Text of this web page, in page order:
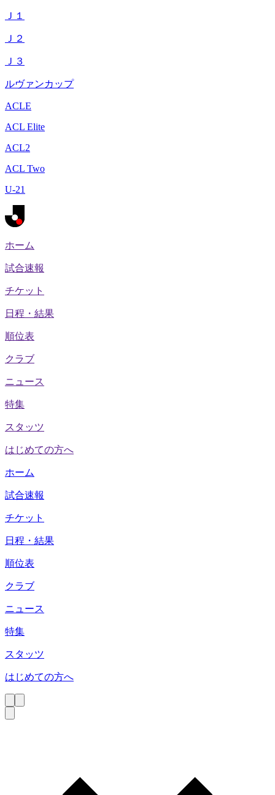
Ｊ１
Ｊ２
Ｊ３
ルヴァンカップ
ACLE
ACL Elite
ACL2
ACL Two
U-21
ホーム
試合速報
チケット
日程・結果
順位表
クラブ
ニュース
特集
スタッツ
はじめての方へ
ホーム
試合速報
チケット
日程・結果
順位表
クラブ
ニュース
特集
スタッツ
はじめての方へ